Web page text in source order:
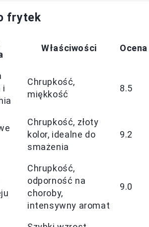
frytek
Właściwości Ocena
i
Chrupkość,
miękkość
8.5
Chrupkość, złoty
kolor, idealne do
smażenia
9.2
Chrupkość,
odporność na
choroby,
intensywny aromat
9.0